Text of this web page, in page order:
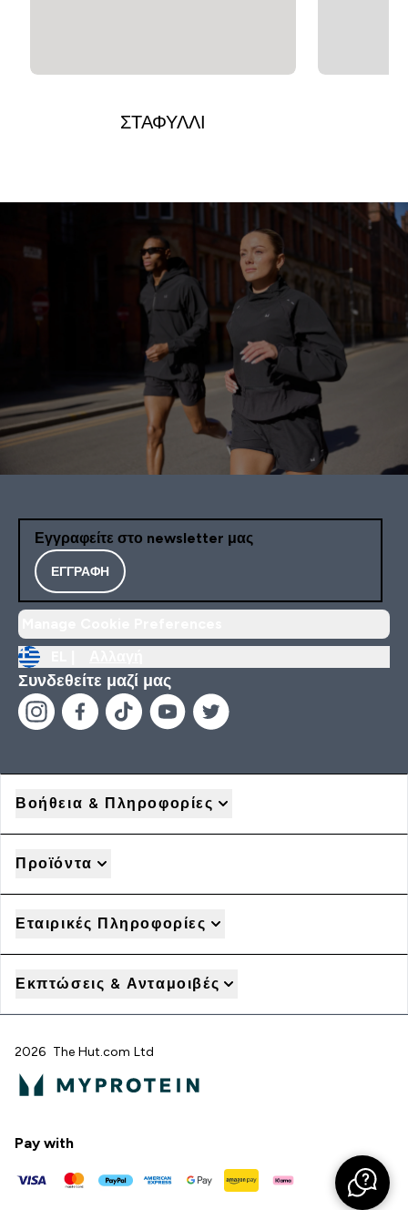
ΣΤΑΦΥΛΛΙ
Εγγραφείτε στο newsletter μας
ΕΓΓΡΑΦΉ
Συνδεθείτε μαζί μας
Βοήθεια & Πληροφορίες
Προϊόντα
Εταιρικές Πληροφορίες
Εκπτώσεις & Ανταμοιβές
2026 The Hut.com Ltd
Pay with